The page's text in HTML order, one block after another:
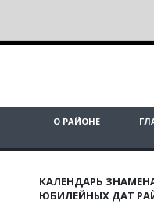
О РАЙОНЕ
КАЛЕНДАРЬ
ЮБИЛЕЙНЫХ ДАТ